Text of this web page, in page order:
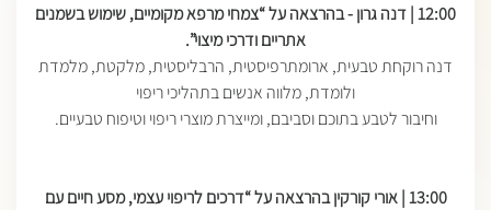
12:00 | דנה גרון - בהרצאה על “צמחי מרפא מקומיים, שימוש בשמנים
אתריים ודרכי מיצוי”.
דנה רוקחת טבעית, ארומתרפיסטית, הרבליסטית, מלקטת, מלמדת
ולומדת, מלווה אנשים בתהליכי ריפוי
וחיבור לטבע בתוכם וסביבם, ומייצרת מוצרי ריפוי וטיפוח טבעיים.
13:00 | אורי קורקין בהרצאה על “דרכים לריפוי עצמי, מסע חיים עם